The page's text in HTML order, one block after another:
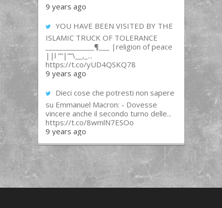
9 years ago
YOU HAVE BEEN VISITED BY THE
ISLAMIC TRUCK OF TOLERANCE
______________¶___ |religion of peace
||l “”|””\__,_...
https://t.co/yUD4QSKQ78
9 years ago
Dieci cose che potresti non sapere
su Emmanuel Macron: - Dovesse
vincere anche il secondo turno delle...
https://t.co/8wmlN7ESOo
9 years ago